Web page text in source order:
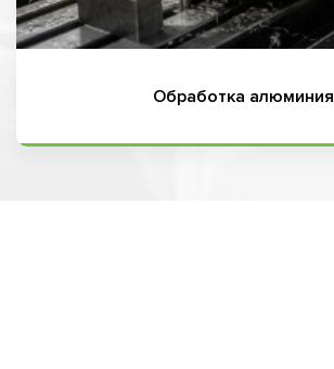
Обработка алюминия